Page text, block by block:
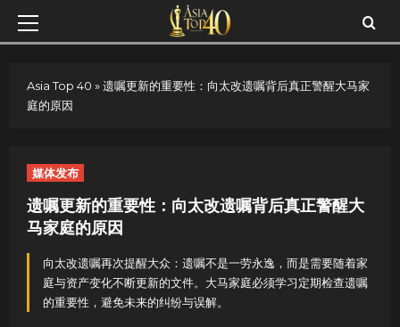
Skip
Primary
Asia Top 40 »遗嘱更新的重要性：向太改遗嘱背后真正警醒大马家
庭的原因
媒体发布
遗嘱更新的重要性：向太改遗嘱背后真正警醒大
马家庭的原因
向太改遗嘱再次提醒大众：遗嘱不是一劳永逸，而是需要随着家
庭与资产变化不断更新的文件。大马家庭必须学习定期检查遗嘱
的重要性，避免未来的纠纷与误解。